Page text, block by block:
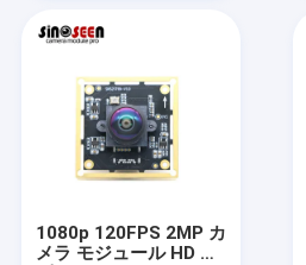
1080p 120FPS 2MP カ
メラ モジュール HD ミ